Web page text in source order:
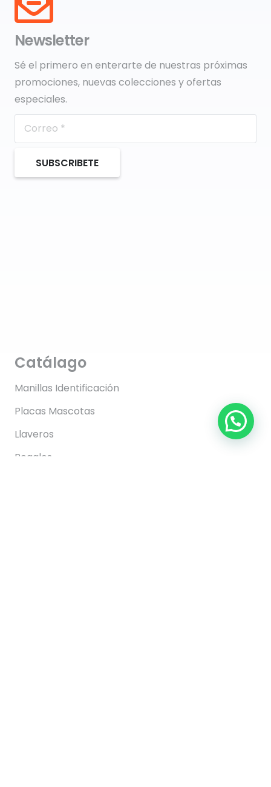
Newsletter
Sé el primero en enterarte de nuestras próximas
promociones, nuevas colecciones y ofertas
especiales.
SUBSCRIBETE
Catálago
Manillas Identificación
Placas Mascotas
Llaveros
Regalos